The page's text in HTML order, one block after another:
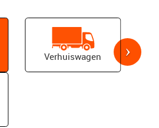
Verhuiswagen